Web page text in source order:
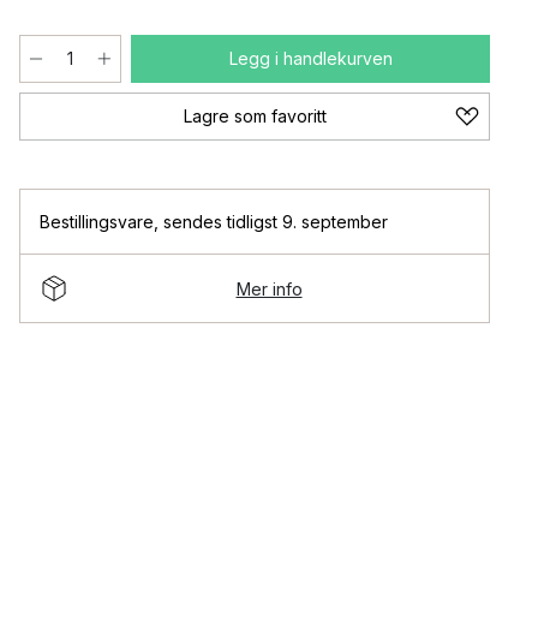
Legg i handlekurven
Lagre som favoritt
Bestillingsvare sendes tidligst 9. september
Mer info